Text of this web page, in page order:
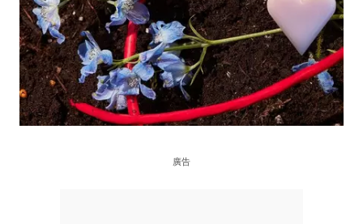
廣告